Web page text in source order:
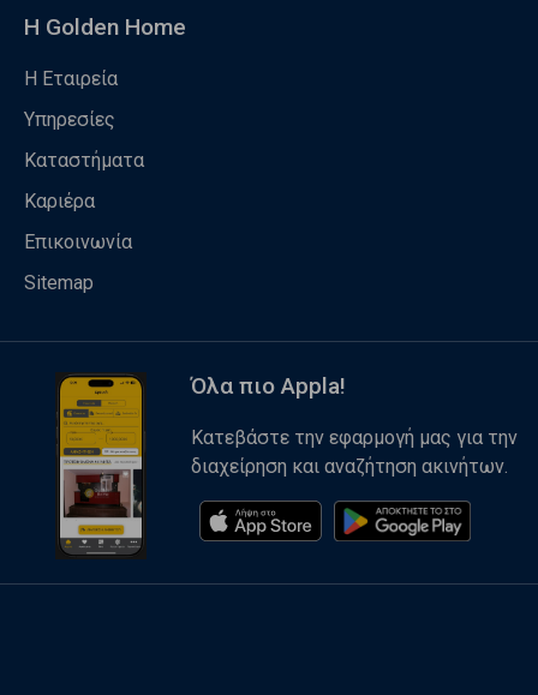
Η Golden Home
Η Εταιρεία
Υπηρεσίες
Καταστήματα
Καριέρα
Επικοινωνία
Sitemap
Όλα πιο Appla!
Κατεβάστε την εφαρμογή μας για την
διαχείρηση και αναζήτηση ακινήτων.